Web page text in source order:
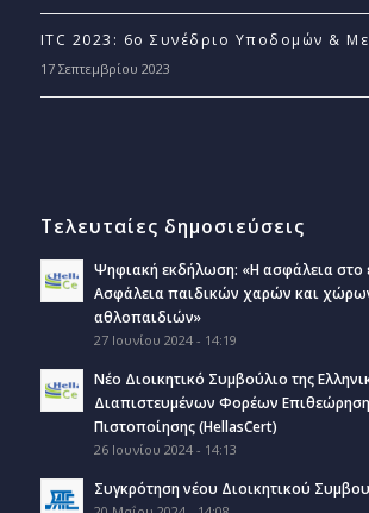
ITC 2023: 6ο Συνέδριο Υποδομών &
17 Σεπτεμβρίου 2023
Τελευταίες δημοσιεύσεις
Ψηφιακή εκδήλωση: «Η ασφάλεια στο
Ασφάλεια παιδικών χαρών και
αθλοπαιδιών»
27 Ιουνίου 2024 - 14:19
Νέο Διοικητικό Συμβούλιο της
Διαπιστευμένων Φορέων
Πιστοποίησης (HellasCert)
26 Ιουνίου 2024 - 14:13
Συγκρότηση νέου Διοικητικού